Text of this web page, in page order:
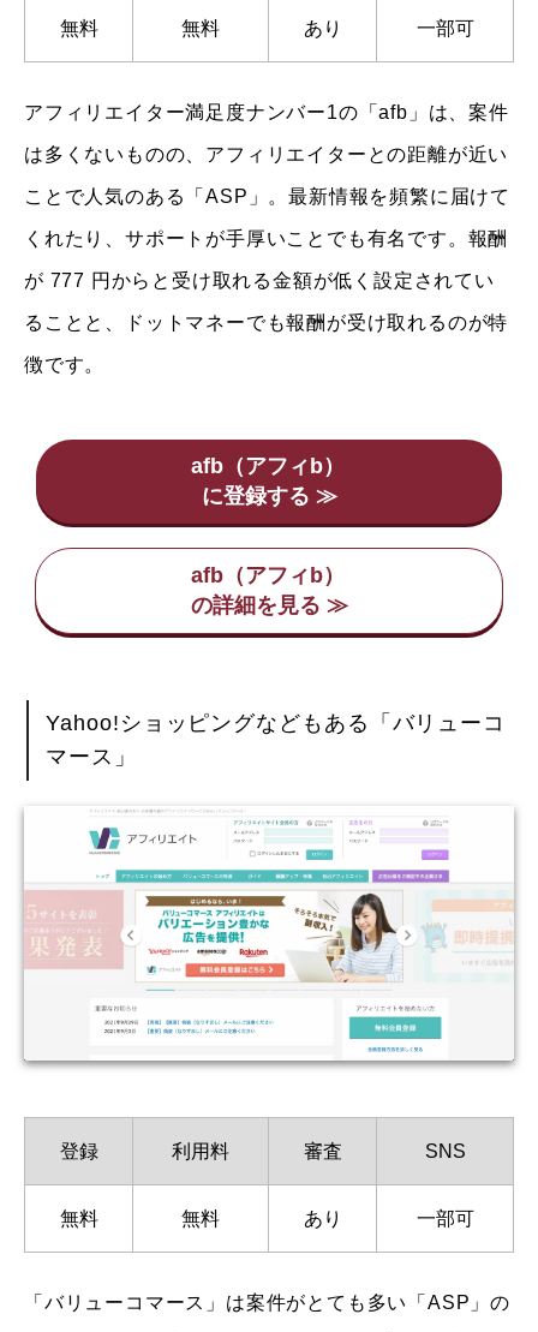
無料 無料 あり 一部可
アフィリエイター満足度ナンバー1の「afb」は、案件
は多くないものの、アフィリエイターとの距離が近い
ことで人気のある「ASP」。最新情報を頻繁に届けて
くれたり、サポートが手厚いことでも有名です。報酬
が 777 円からと受け取れる金額が低く設定されてい
ることと、ドットマネーでも報酬が受け取れるのが特
徴です。
afb（アフィb）
afb（アフィb）
Yahoo!ショッピングなどもある「バリューコ
マース」
登録 利用料 審査 SNS
無料 無料 あり 一部可
「バリューコマース」は案件がとても多い「ASP」の